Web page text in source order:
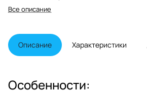
прослушивании наушников. Это
идеальное решение для
высококачественные наушники и
хотят поддерживать высокий
стандарт звука на больших
помехи, делают этот кабель
Все описание
Описание Характеристики
Особенности: